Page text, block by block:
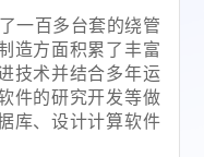
一百多台套的绕管
造方面积累了丰富
技术并结合多年运
件的研究开发等做
库、设计计算软件